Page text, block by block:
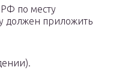
по месту
должен приложить